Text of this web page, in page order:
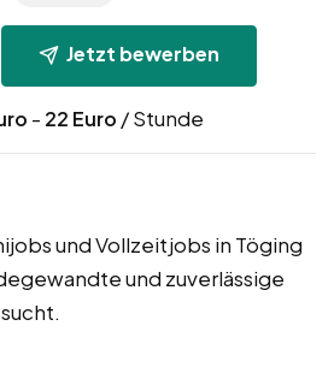
Jetzt bewerben
- 22 Euro / Stunde
und Vollzeitjobs in Töging
und zuverlässige